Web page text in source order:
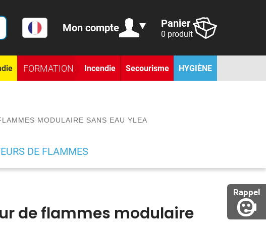
Rappel
Mon compte Panier
0 produit
FORMATION Incendie Secourisme HYGIÈNE
MODULAIRE SANS EAU YLEA
DE FLAMMES
de flammes modulaire